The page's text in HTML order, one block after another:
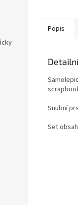
Popis
Snubní
Set